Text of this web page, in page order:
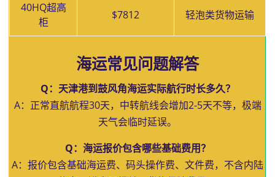
40HQ超高
柜
$7812 轻泡类货物运输
海运常见问题解答
Q：天津港到鼓风角海运实际航行时长多久？
A：正常直航航程30天，中转航线会增加2-5天不等，极端
天气会临时延误。
Q：海运报价包含哪些基础费用？
A：报价包含基础海运费、码头操作费、文件费，不含内陆